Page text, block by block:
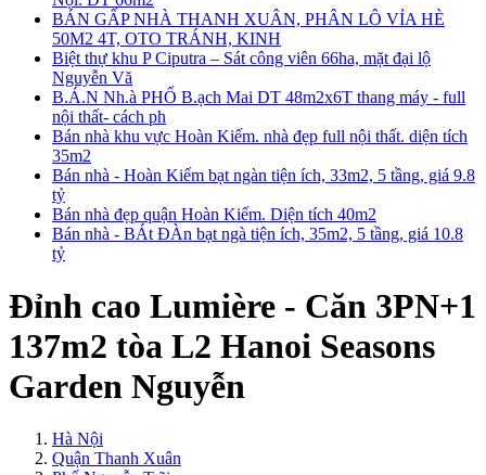
BÁN GẤP NHÀ THANH XUÂN, PHÂN LÔ VỈA HÈ
50M2 4T, OTO TRÁNH, KINH
Biệt thự khu P Ciputra – Sát công viên 66ha, mặt đại lộ
Nguyễn Vă
B.Á.N Nh.à PHỐ B.ạch Mai DT 48m2x6T thang máy - full
nội thất- cách ph
Bán nhà khu vực Hoàn Kiếm. nhà đẹp full nội thất. diện tích
35m2
Bán nhà - Hoàn Kiếm bạt ngàn tiện ích, 33m2, 5 tầng, giá 9.8
tỷ
Bán nhà đẹp quận Hoàn Kiếm. Diện tích 40m2
Bán nhà - BÁt ĐÀn bạt ngà tiện ích, 35m2, 5 tầng, giá 10.8
tỷ
Đỉnh cao Lumière - Căn 3PN+1
137m2 tòa L2 Hanoi Seasons
Garden Nguyễn
Hà Nội
Quận Thanh Xuân